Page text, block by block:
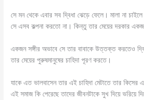
সে মন থেকে এবার সব দ্বিধা ঝেড়ে ফেলে। মালা না
সে এসব কল্পনা করতো না। কিন্তু তার মেয়ের দরকার
একজন সঙ্গীর অভাবে সে তার বাবাকে উত্তক্ত করতেও
তার মেয়ের পুরুষমানুষের চাহিদা পূরণ করতে।
যাকে এত ভালবাসেন তার এই চাহিদা মেটাতে তার
এই সমাজ কি পেরেছে তাদের জীবনটাকে সুখ দিয়ে